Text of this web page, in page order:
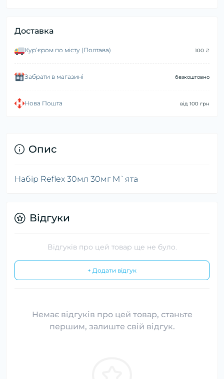
Доставка
Курʼєром по місту (Полтава) 100 ₴
Забрати в магазині безкоштовно
Нова Пошта від 100 грн
Опис
Набір Reflex 30мл 30мг М`ята
Відгуки
Відгуків про цей товар ще не було.
+ Додати відгук
Немає відгуків про цей товар, станьте
першим, залиште свій відгук.